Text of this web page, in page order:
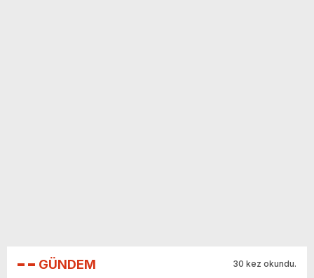
GÜNDEM 30 kez okundu.